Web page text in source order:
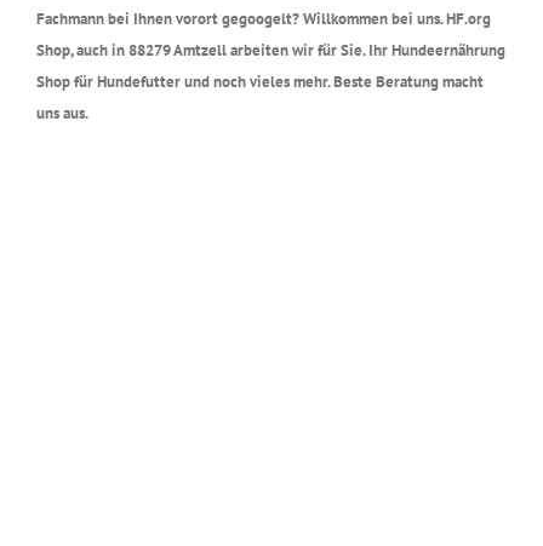
Fachmann bei Ihnen vorort gegoogelt? Willkommen bei uns. HF.org
Shop, auch in 88279 Amtzell arbeiten wir für Sie. Ihr Hundeernährung
Shop für Hundefutter und noch vieles mehr. Beste Beratung macht
uns aus.